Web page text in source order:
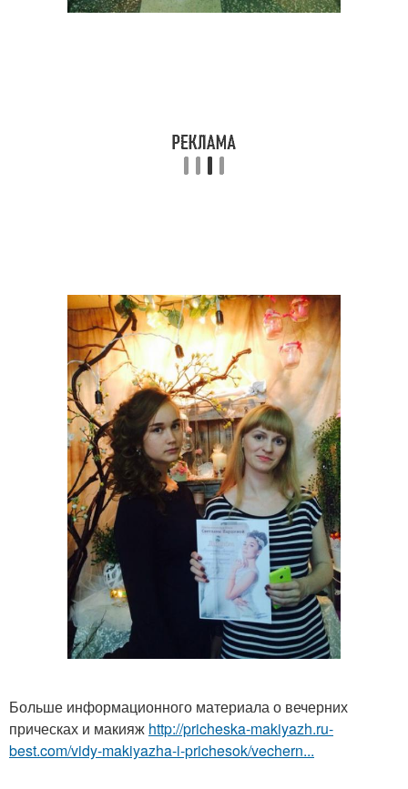
Больше информационного материала о вечерних
прическах и макияж http://pricheska-makiyazh.ru-
best.com/vidy-makiyazha-i-prichesok/vechern...